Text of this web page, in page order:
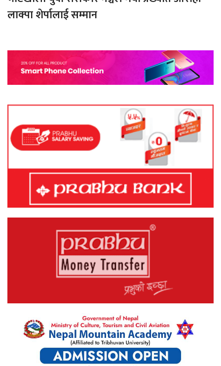
लाक्पा शेर्पालाई सम्मान